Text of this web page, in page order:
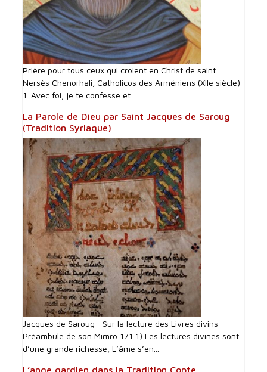
Prière pour tous ceux qui croient en Christ de saint
Nersès Chenorhali, Catholicos des Arméniens (XIIe siècle)
1. Avec foi, je te confesse et...
La Parole de Dieu par Saint Jacques de Saroug
(Tradition Syriaque)
Jacques de Saroug : Sur la lecture des Livres divins
Préambule de son Mimro 171 1) Les lectures divines sont
d’une grande richesse, L’âme s’en...
L’ange gardien dans la Tradition Copte